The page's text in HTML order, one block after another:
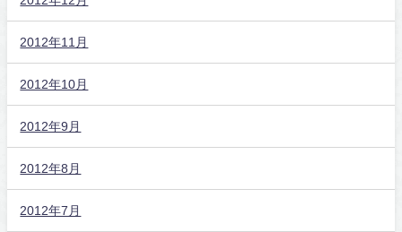
2012年11月
2012年10月
2012年9月
2012年8月
2012年7月